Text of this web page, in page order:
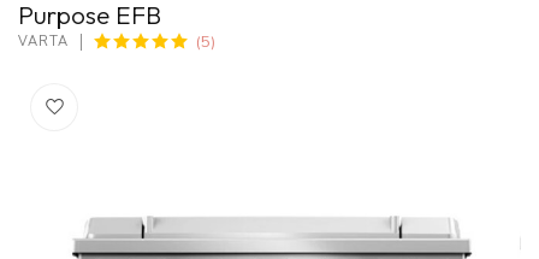
Purpose EFB
VARTA (5)